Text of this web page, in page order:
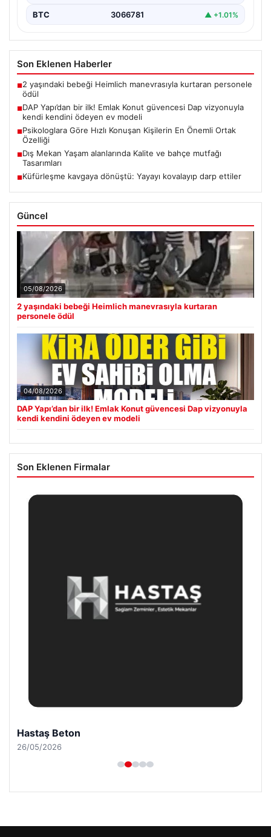
BTC 3066781 ▲ +1.01%
Son Eklenen Haberler
■2 yaşındaki bebeği Heimlich manevrasıyla kurtaran personele
ödül
■DAP Yapı’dan bir ilk! Emlak Konut güvencesi Dap vizyonuyla
kendi kendini ödeyen ev modeli
■Psikologlara Göre Hızlı Konuşan Kişilerin En Önemli Ortak
Özelliği
■Dış Mekan Yaşam alanlarında Kalite ve bahçe mutfağı
Tasarımları
■Küfürleşme kavgaya dönüştü: Yayayı kovalayıp darp ettiler
Güncel
05/08/2026
2 yaşındaki bebeği Heimlich manevrasıyla kurtaran
personele ödül
04/08/2026
DAP Yapı’dan bir ilk! Emlak Konut güvencesi Dap vizyonuyla
kendi kendini ödeyen ev modeli
Son Eklenen Firmalar
Hastaş Beton
26/05/2026